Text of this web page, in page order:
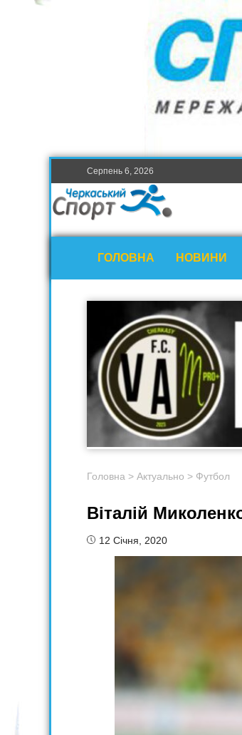
Серпень 6, 2026
ГОЛОВНА НОВИНИ
Головна > Актуально > Футбол
Віталій
12 Січня, 2020